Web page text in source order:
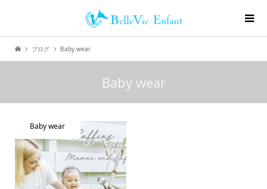
ブログ Baby wear
Baby wear
Baby wear